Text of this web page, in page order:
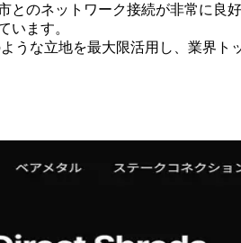
のネットワーク接続が非常に良
います。
うな立地を最大限活用し、業界